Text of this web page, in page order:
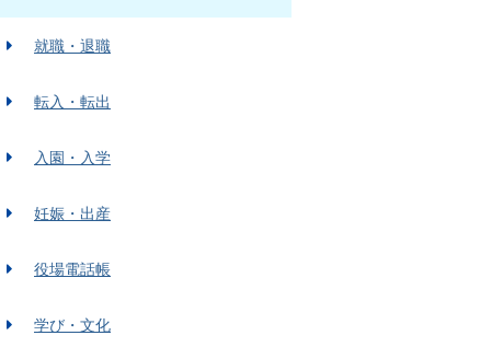
就職・退職
転入・転出
入園・入学
妊娠・出産
役場電話帳
学び・文化